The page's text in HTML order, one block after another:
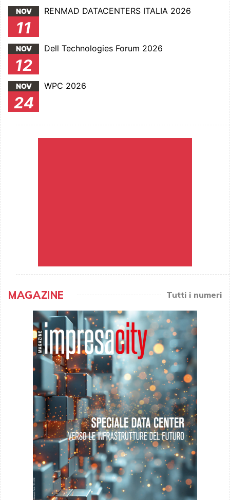
NOV
11
RENMAD DATACENTERS ITALIA 2026
NOV
12
Dell Technologies Forum 2026
NOV
24
WPC 2026
MAGAZINE Tutti i numeri